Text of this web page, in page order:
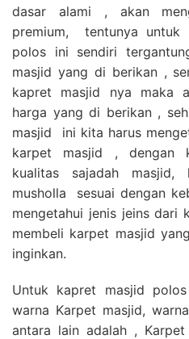
dasar alami , akan
premium, tentunya untuk
polos ini sendiri
masjid yang di berikan ,
kapret masjid nya maka
harga yang di berikan ,
masjid ini kita harus
karpet masjid , dengan
kualitas sajadah
musholla sesuai dengan
mengetahui jenis jeins dari
membeli karpet masjid
inginkan.
Untuk kapret masjid
warna Karpet masjid,
antara lain adalah ,